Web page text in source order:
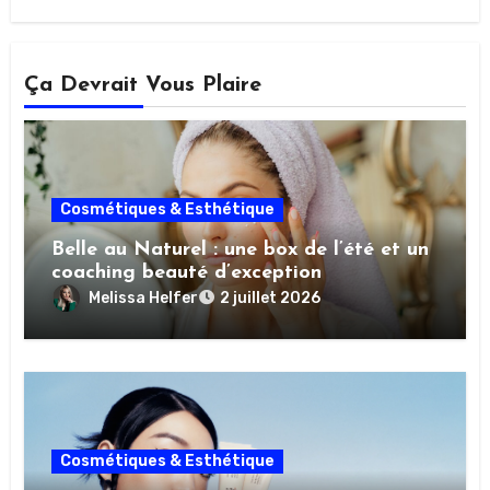
Ça Devrait Vous Plaire
Cosmétiques & Esthétique
Belle au Naturel : une box de l’été et un
coaching beauté d’exception
Melissa Helfer 2 juillet 2026
Cosmétiques & Esthétique